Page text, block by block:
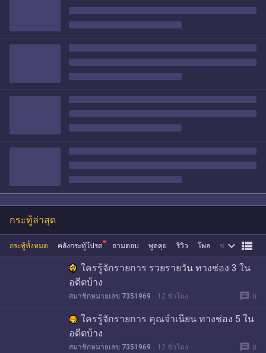
กระทู้ล่าสุด
กระทู้ทั้งหมด คลังกระทู้โปรด ถามตอบ พูดคุย รีวิว โพล ข่าว ซื้อขาย
 
ใครรู้จักรายการ รวยรายวัน ทางช่อง 3 ใน
อดีตบ้าง
สมาชิกหมายเลข 7351969 12 ชั่วโมง message 0
ใครรู้จักรายการ คุณจำเนียน ทางช่อง 5 ใน
อดีตบ้าง
สมาชิกหมายเลข 7351969 12 ชั่วโมง message 0